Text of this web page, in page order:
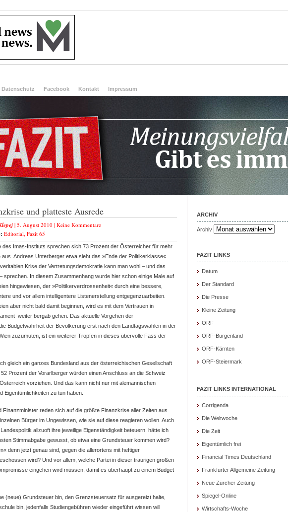
Datenschutz Facebook Kontakt Impressum
und platteste Ausrede
| 5. August 2010 | Keine Kommentare
Editorial, Fazit 65
des Imas-Instituts sprechen sich 73 Prozent der Österreicher für mehr
aus. Andreas Unterberger etwa sieht das »Ende der Politikerklasse«
Krise der Vertretungsdemokratie kann man wohl – und das
sprechen. In diesem Zusammenhang wurde hier schon einige Male auf
hingewiesen, der »Politikerverdrossenheit« durch eine bessere,
und vor allem intelligentere Listenerstellung entgegenzuarbeiten.
aber nicht bald damit beginnen, wird es mit dem Vertrauen in
weiter bergab gehen. Das aktuelle Vorgehen der
Budgetwahrheit der Bevölkerung erst nach den Landtagswahlen in der
zuzumuten, ist ein weiterer Tropfen in dieses übervolle Fass der
gleich ein ganzes Bundesland aus der österreichischen Gesellschaft
Prozent der Vorarlberger würden einen Anschluss an die Schweiz
vorziehen. Und das kann nicht nur mit alemannischen
Eigentümlichkeiten zu tun haben.
Finanzminister reden sich auf die größte Finanzkrise aller Zeiten aus
Bürger im Ungewissen, wie sie auf diese reagieren wollen. Auch
allzuoft ihre jeweilige Eigenständigkeit beteuern, hätte ich
Stimmabgabe gewusst, ob etwa eine Grundsteuer kommen wird?
denn jetzt genau sind, gegen die allerortens mit heftiger
wird? Und vor allem, welche Partei in dieser traurigen großen
eingehen wird müssen, damit es überhaupt zu einem Budget
(neue) Grundsteuer bin, den Grenzsteuersatz für ausgereizt halte,
bin, jedenfalls Studiengebühren wieder eingeführt wissen will
ARCHIV
Archiv
FAZIT LINKS
Datum
Der Standard
Die Presse
Kleine Zeitung
ORF
ORF-Burgenland
ORF-Kärnten
ORF-Steiermark
FAZIT LINKS INTERNATIONAL
Corrigenda
Die Weltwoche
Die Zeit
Eigentümlich frei
Financial Times Deutschland
Frankfurter Allgemeine Zeitung
Neue Zürcher Zeitung
Spiegel-Online
Wirtschafts-Woche